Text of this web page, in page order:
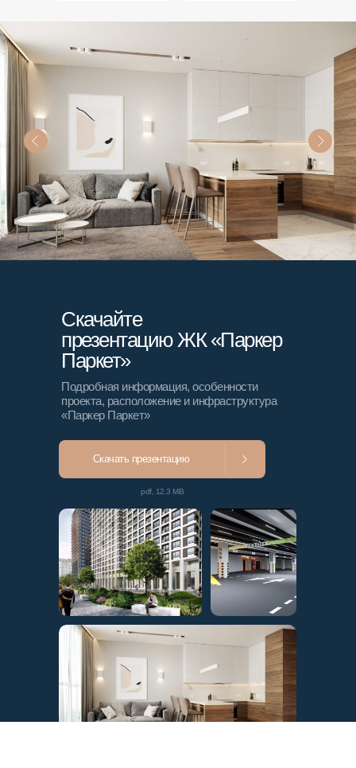
Скачайте
презентацию ЖК «Паркер
Паркет»
Подробная информация, особенности
проекта, расположение и инфраструктура
«Паркер Паркет»
Скачать презентацию
pdf, 12.3 MB